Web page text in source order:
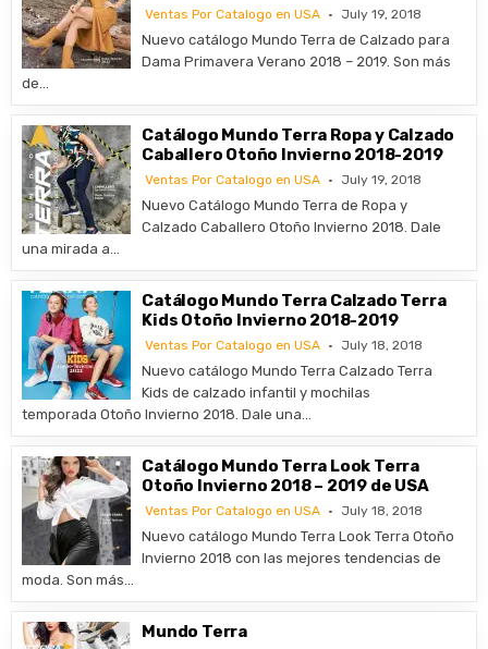
Ventas Por Catalogo en USA July 19, 2018
Nuevo catálogo Mundo Terra de Calzado para
Dama Primavera Verano 2018 – 2019. Son más
de…
Catálogo Mundo Terra Ropa y Calzado
Caballero Otoño Invierno 2018-2019
Ventas Por Catalogo en USA July 19, 2018
Nuevo Catálogo Mundo Terra de Ropa y
Calzado Caballero Otoño Invierno 2018. Dale
una mirada a…
Catálogo Mundo Terra Calzado Terra
Kids Otoño Invierno 2018-2019
Ventas Por Catalogo en USA July 18, 2018
Nuevo catálogo Mundo Terra Calzado Terra
Kids de calzado infantil y mochilas
temporada Otoño Invierno 2018. Dale una…
Catálogo Mundo Terra Look Terra
Otoño Invierno 2018 – 2019 de USA
Ventas Por Catalogo en USA July 18, 2018
Nuevo catálogo Mundo Terra Look Terra Otoño
Invierno 2018 con las mejores tendencias de
moda. Son más…
Mundo Terra